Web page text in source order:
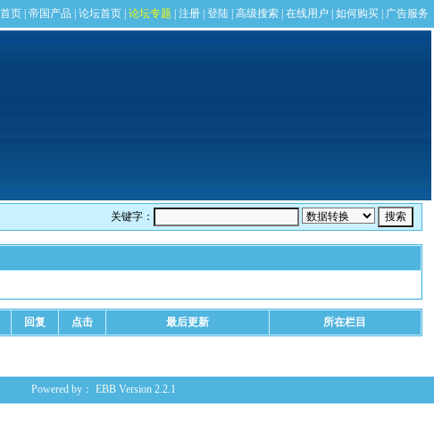
关键字：
回复 点击 最后更新 所在栏目
Powered by： EBB Version 2.2.1